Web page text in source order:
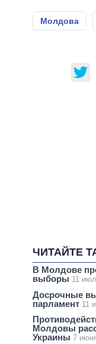
Молдова
ЧИТАЙТЕ
В Молдове
выборы 11
Досрочные
парламент 11
Молдовы
Украины 7